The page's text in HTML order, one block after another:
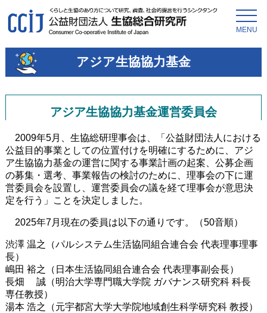
MENU
アジア生協協力基金
アジア生協協力基金運営委員会
2009年5月、生協総研理事会は、「公益財団法人における
公益目的事業としての位置付けを明確にするために、アジ
ア生協協力基金の運営に関する事業計画の起案、公募企画
の募集・選考、事業報告の検討のために、理事会の下に運
営委員会を設置し、運営委員会の議を経て理事会が意思決
定を行う」ことを決定しました。
2025年7月現在の委員は以下の通りです。（50音順）
渋澤 温之（パルシステム生活協同組合連合会 代表理事理事
長）
嶋田 裕之（日本生活協同組合連合会 代表理事副会長）
長畑 誠（明治大学専門職大学院 ガバナンス研究科 科長
専任教授）
湯本 浩之（元宇都宮大学大学院地域創生科学研究科 教授）